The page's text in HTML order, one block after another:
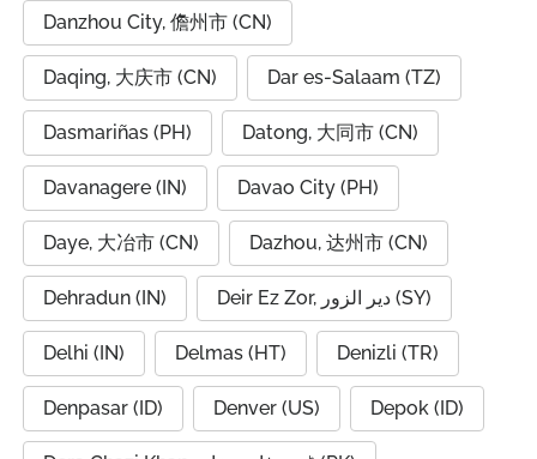
Danzhou City, 儋州市 (CN)
Daqing, 大庆市 (CN) Dar es-Salaam (TZ)
Dasmariñas (PH) Datong, 大同市 (CN)
Davanagere (IN) Davao City (PH)
Daye, 大冶市 (CN) Dazhou, 达州市 (CN)
Dehradun (IN) Deir Ez Zor, دير الزور (SY)
Delhi (IN) Delmas (HT) Denizli (TR)
Denpasar (ID) Denver (US) Depok (ID)